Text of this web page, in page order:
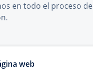
en todo el proceso de
web